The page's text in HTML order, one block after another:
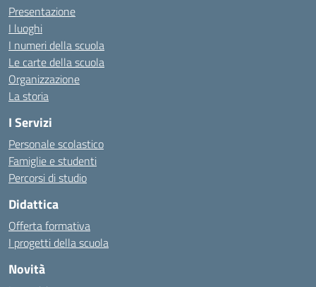
Presentazione
I luoghi
I numeri della scuola
Le carte della scuola
Organizzazione
La storia
I Servizi
Personale scolastico
Famiglie e studenti
Percorsi di studio
Didattica
Offerta formativa
I progetti della scuola
Novità